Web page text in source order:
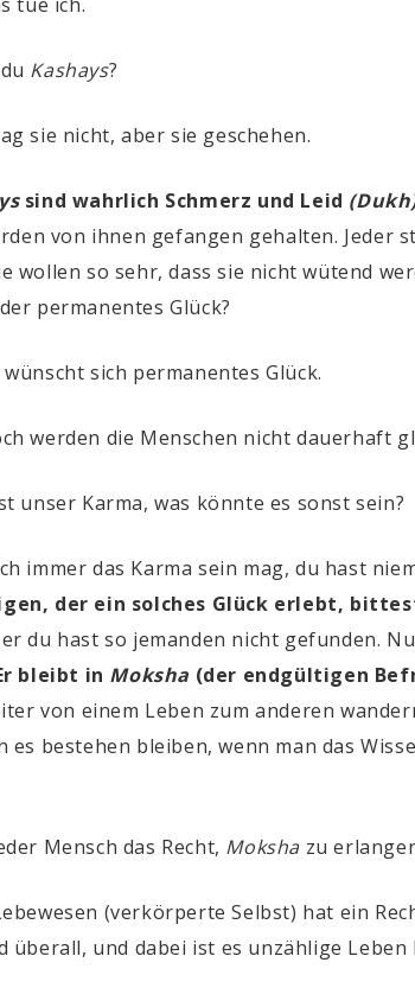
Kashays?
sie nicht, aber sie geschehen.
sind wahrlich Schmerz und Leid
von ihnen gefangen gehalten. Jeder
wollen so sehr, dass sie nicht wütend
permanentes Glück?
wünscht sich permanentes Glück.
werden die Menschen nicht dauerhaft
unser Karma, was könnte es sonst sein?
immer das Karma sein mag, du hast
der ein solches Glück erlebt,
du hast so jemanden nicht gefunden.
bleibt in Moksha (der endgültigen
von einem Leben zum anderen
es bestehen bleiben, wenn man das
Mensch das Recht, Moksha zu
(verkörperte Selbst) hat ein
überall, und dabei ist es unzählige